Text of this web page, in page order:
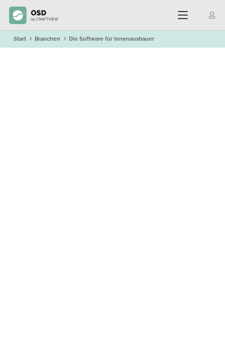
Start Branchen Die Software für Innenausbauer